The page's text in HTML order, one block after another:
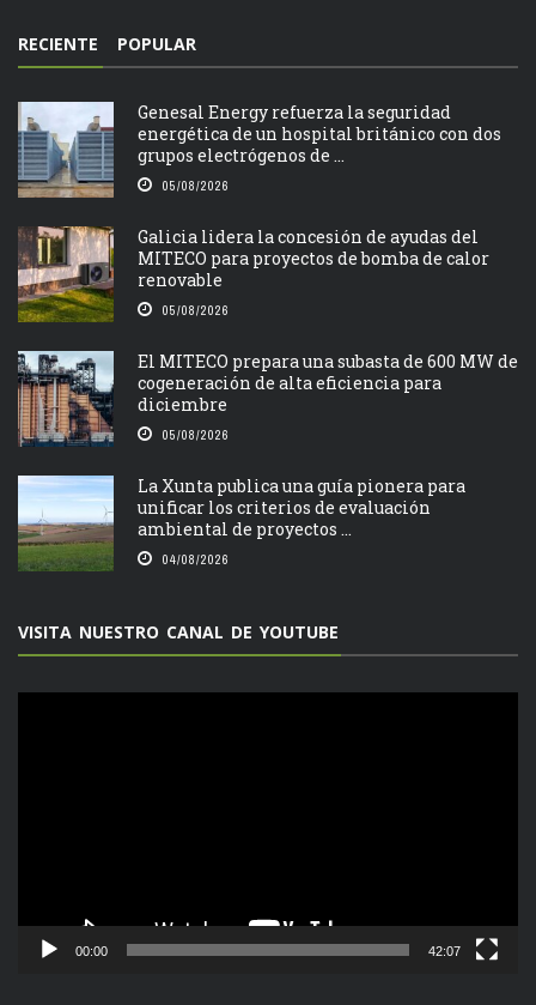
RECIENTE POPULAR
Genesal Energy refuerza la seguridad
energética de un hospital británico con dos
grupos electrógenos de ...
05/08/2026
Galicia lidera la concesión de ayudas del
MITECO para proyectos de bomba de calor
renovable
05/08/2026
El MITECO prepara una subasta de 600 MW de
cogeneración de alta eficiencia para
diciembre
05/08/2026
La Xunta publica una guía pionera para
unificar los criterios de evaluación
ambiental de proyectos ...
04/08/2026
VISITA NUESTRO CANAL DE YOUTUBE
00:00 42:07